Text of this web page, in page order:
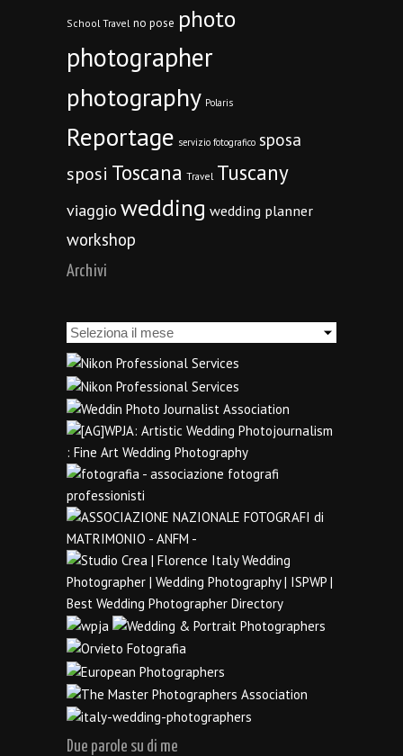
School Travel no pose photo
photographer
photography Polaris
Reportage servizio fotografico sposa
sposi Toscana Travel Tuscany
viaggio wedding wedding planner
workshop
Archivi
Archivi
Due parole su di me